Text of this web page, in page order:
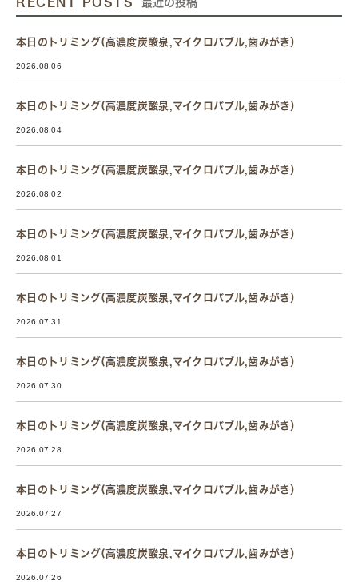
最近の投稿
本日のトリミング(高濃度炭酸泉,マイクロバブル,歯みがき）
2026.08.06
本日のトリミング(高濃度炭酸泉,マイクロバブル,歯みがき）
2026.08.04
本日のトリミング(高濃度炭酸泉,マイクロバブル,歯みがき）
2026.08.02
本日のトリミング(高濃度炭酸泉,マイクロバブル,歯みがき）
2026.08.01
本日のトリミング(高濃度炭酸泉,マイクロバブル,歯みがき）
2026.07.31
本日のトリミング(高濃度炭酸泉,マイクロバブル,歯みがき）
2026.07.30
本日のトリミング(高濃度炭酸泉,マイクロバブル,歯みがき）
2026.07.28
本日のトリミング(高濃度炭酸泉,マイクロバブル,歯みがき）
2026.07.27
本日のトリミング(高濃度炭酸泉,マイクロバブル,歯みがき）
2026.07.26